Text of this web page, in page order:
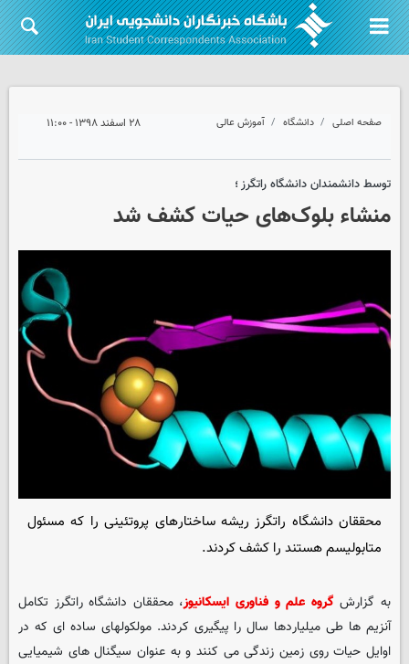
صفحه اصلی دانشگاه آموزش عالی ۲۸ اسفند ۱۳۹۸ - ۱۱:۰۰
توسط دانشمندان دانشگاه راتگرز ؛
منشاء بلوک‌های حیات کشف شد
محققان دانشگاه راتگرز ریشه ساختارهای پروتئینی را که مسئول
متابولیسم هستند را کشف کردند.
به گزارش گروه علم و فناوری ایسکانیوز، محققان دانشگاه راتگرز تکامل
آنزیم ها طی میلیاردها سال را پیگیری کردند. مولکولهای ساده ای که در
اوایل حیات روی زمین زندگی می کنند و به عنوان سیگنال های شیمیایی